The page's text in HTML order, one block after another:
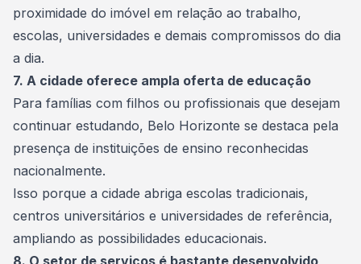
proximidade do imóvel em relação ao trabalho,
escolas, universidades e demais compromissos do dia
a dia.
7. A cidade oferece ampla oferta de educação
Para famílias com filhos ou profissionais que desejam
continuar estudando, Belo Horizonte se destaca pela
presença de instituições de ensino reconhecidas
nacionalmente.
Isso porque a cidade abriga escolas tradicionais,
centros universitários e universidades de referência,
ampliando as possibilidades educacionais.
8. O setor de serviços é bastante desenvolvido